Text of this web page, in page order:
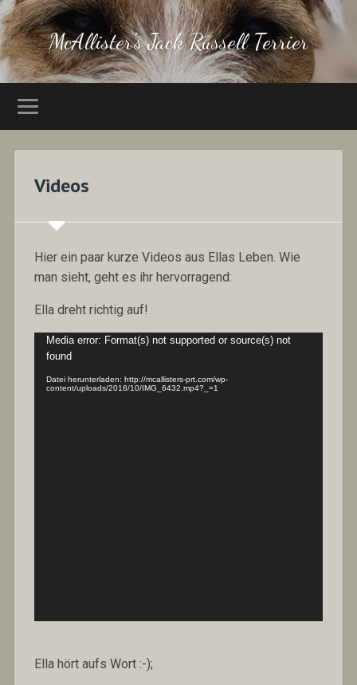
McAllister's Jack Russell Terrier
Videos
Hier ein paar kurze Videos aus Ellas Leben. Wie
man sieht, geht es ihr hervorragend:
Ella dreht richtig auf!
Video-
Player
Media error: Format(s) not supported or source(s) not
found
Datei herunterladen: http://mcallisters-prt.com/wp-
content/uploads/2018/10/IMG_6432.mp4?_=1
Ella hört aufs Wort :-);